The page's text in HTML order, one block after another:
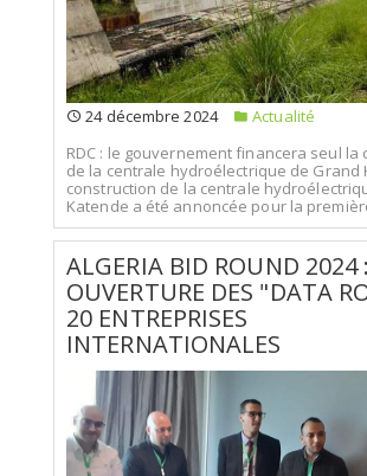
24 décembre 2024
Actualité
RDC : le gouvernement financera seul la
de la centrale hydroélectrique de Grand
construction de la centrale
Katende a été annoncée pour la
ALGERIA BID ROUND 2024 :
OUVERTURE DES "DATA
20 ENTREPRISES
INTERNATIONALES